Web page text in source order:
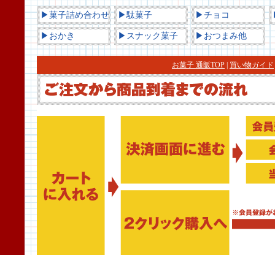
▶菓子詰め合わせ ▶駄菓子 ▶チョコ
▶おかき ▶スナック菓子 ▶おつまみ他
お菓子 通販TOP 買い物ガイド